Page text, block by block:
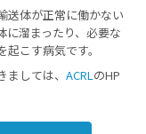
送体が正常に働かない
に溜まったり、必要な
こす病気です。
しては、 ACRLのHP